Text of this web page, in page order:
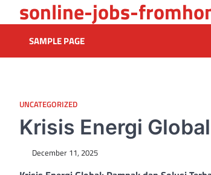
to
content
sonline-jobs-
SAMPLE PAGE
UNCATEGORIZED
Krisis Energi
December 11, 2025